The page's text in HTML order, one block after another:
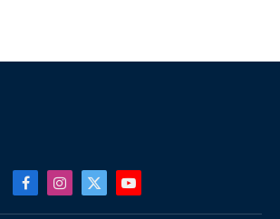
FacebookInstagram
X
(Twitter)
YouTube